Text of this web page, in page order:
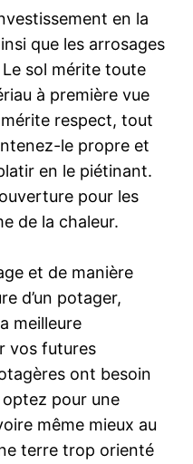
en la
que les arrosages
Le sol mérite toute
à première vue
respect, tout
le propre et
en le piétinant.
pour les
de la chaleur.
et de manière
d’un potager,
meilleure
vos futures
ont besoin
optez pour une
même mieux au
terre trop orienté